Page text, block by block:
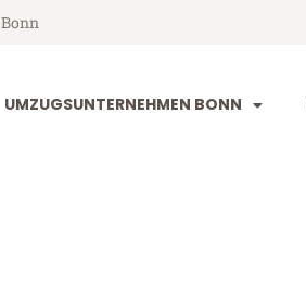
UMZUGSUNTERNEHMEN BONN